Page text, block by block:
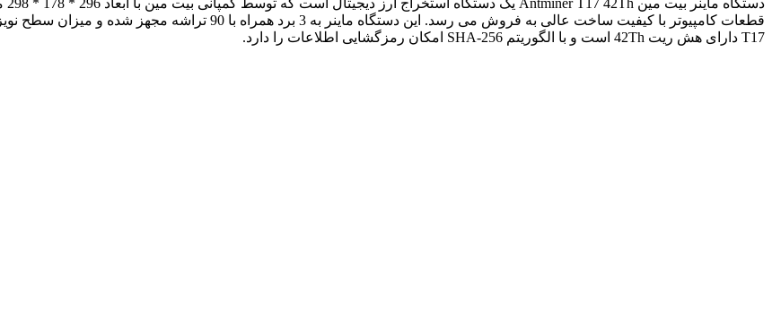
T17 دارای هش ریت 42Th است و با الگوریتم SHA-256 امکان رمزگشایی اطلاعات را دارد.